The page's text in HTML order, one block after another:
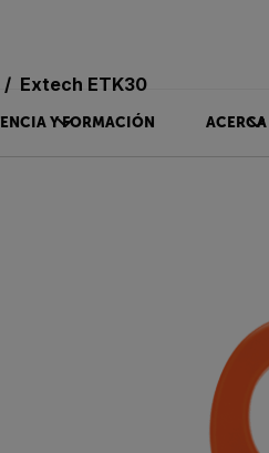
Y FORMACIÓN ACERCA
Extech ETK30